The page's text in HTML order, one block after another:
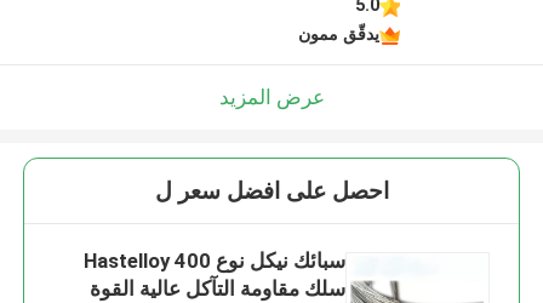
5.0
يدقّق ممون
عرض المزيد
احصل على افضل سعر ل
سبائك نيكل نوع Hastelloy 400
سلك مقاومة التآكل عالية القوة